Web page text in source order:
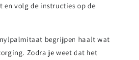
en volg de instructies op de
begrijpen haalt wat
Zodra je weet dat het